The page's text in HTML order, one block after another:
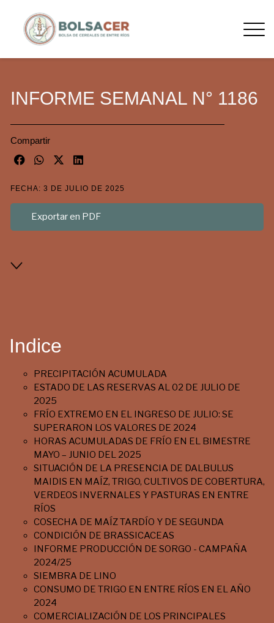
INFORME SEMANAL N° 1186
Compartir
FECHA: 3 DE JULIO DE 2025
Exportar en PDF
Indice
PRECIPITACIÓN ACUMULADA
ESTADO DE LAS RESERVAS AL 02 DE JULIO DE
2025
FRÍO EXTREMO EN EL INGRESO DE JULIO: SE
SUPERARON LOS VALORES DE 2024
HORAS ACUMULADAS DE FRÍO EN EL BIMESTRE
MAYO – JUNIO DEL 2025
SITUACIÓN DE LA PRESENCIA DE DALBULUS
MAIDIS EN MAÍZ, TRIGO, CULTIVOS DE COBERTURA,
VERDEOS INVERNALES Y PASTURAS EN ENTRE
RÍOS
COSECHA DE MAÍZ TARDÍO Y DE SEGUNDA
CONDICIÓN DE BRASSICACEAS
INFORME PRODUCCIÓN DE SORGO - CAMPAÑA
2024/25
SIEMBRA DE LINO
CONSUMO DE TRIGO EN ENTRE RÍOS EN EL AÑO
2024
COMERCIALIZACIÓN DE LOS PRINCIPALES